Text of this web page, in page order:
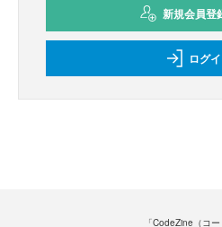
新規会員登
ログ
「CodeZine（コ